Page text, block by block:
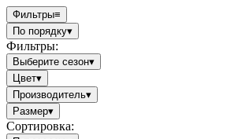
Фильтры≡
По порядку▾
Фильтры:
Выберите сезон▾
Цвет▾
Производитель▾
Размер▾
Сортировка: